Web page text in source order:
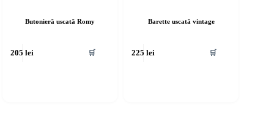
Butonieră uscată Romy
205lei 🛒
Barette uscată vintage
225lei 🛒